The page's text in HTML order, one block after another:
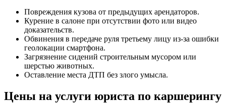
Повреждения кузова от предыдущих арендаторов.
Курение в салоне при отсутствии фото или видео
доказательств.
Обвинения в передаче руля третьему лицу из-за ошибки
геолокации смартфона.
Загрязнение сидений строительным мусором или
шерстью животных.
Оставление места ДТП без злого умысла.
Цены на услуги юриста по каршерингу